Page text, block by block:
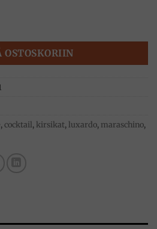
kirsikat) 630g, Toschi määrä
OSTOSKORIIN
, cocktail , kirsikat, luxardo, maraschino,